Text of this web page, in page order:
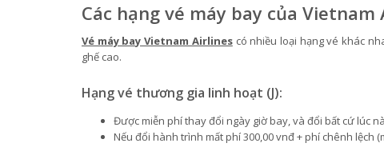
Các hạng vé máy bay của Vietnam
Vé máy bay Vietnam Airlines có nhiều loại hạng vé khác
ghế cao.
Hạng vé thương gia linh hoạt (J):
Được miễn phí thay đổi ngày giờ bay, và đổi bất cứ lúc
Nếu đổi hành trình mất phí 300,00 vnđ + phí chênh lệch